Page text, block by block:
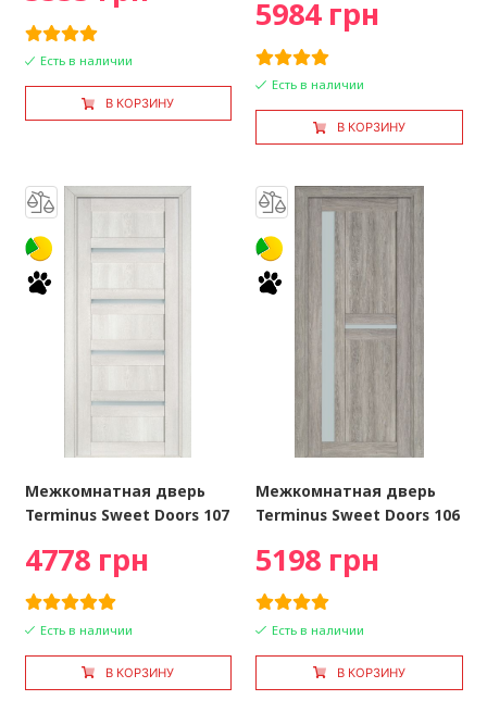
Есть в наличии
В КОРЗИНУ
5984 грн
Есть в наличии
В КОРЗИНУ
Межкомнатная дверь
Terminus Sweet Doors 107
4778 грн
Есть в наличии
В КОРЗИНУ
Межкомнатная дверь
Terminus Sweet Doors 106
5198 грн
Есть в наличии
В КОРЗИНУ